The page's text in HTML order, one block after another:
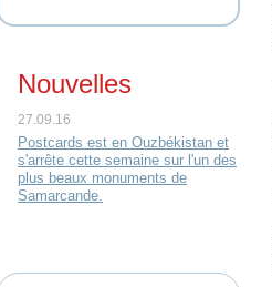
Nouvelles
27.09.16
Postcards est en Ouzbékistan et
s'arrête cette semaine sur l'un des
plus beaux monuments de
Samarcande.